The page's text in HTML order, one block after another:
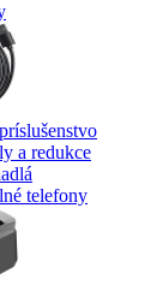
a redukce
telefony